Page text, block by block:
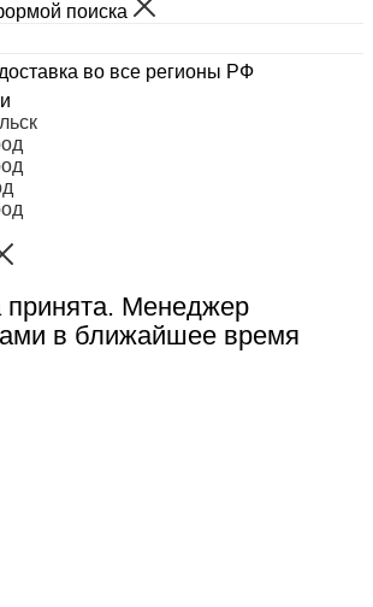
поиска
во все регионы РФ
принята. Менеджер
в ближайшее время